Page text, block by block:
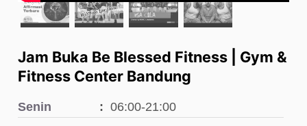
Jam Buka Be Blessed Fitness | Gym &
Fitness Center Bandung
Senin
06:00-21:00